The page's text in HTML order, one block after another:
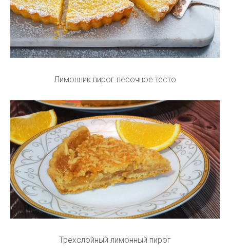
Лимонник пирог песочное тесто
Трехслойный лимонный пирог